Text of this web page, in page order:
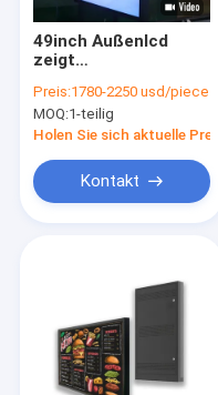
49inch Außenlcd
zeigt
Werbungs-Totem des
Lcd-Werbungs-
Spieler-5000nits im
Preis:1780-2250 usd/piece
MOQ:1-teilig
Holen Sie sich aktuelle Preis
Kontakt